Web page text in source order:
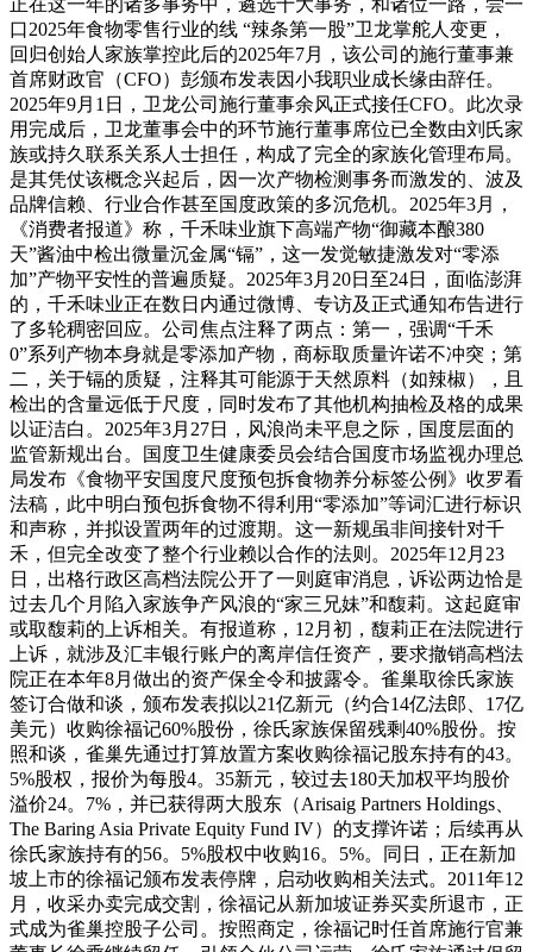
口2025年食物零售行业的线 “辣条第一股”卫龙掌舵人变更，
回归创始人家族掌控此后的2025年7月，该公司的施行董事兼
首席财政官（CFO）彭颁布发表因小我职业成长缘由辞任。
2025年9月1日，卫龙公司施行董事余风正式接任CFO。此次录
用完成后，卫龙董事会中的环节施行董事席位已全数由刘氏家
族或持久联系关系人士担任，构成了完全的家族化管理布局。
是其凭仗该概念兴起后，因一次产物检测事务而激发的、波及
品牌信赖、行业合作甚至国度政策的多沉危机。2025年3月，
《消费者报道》称，千禾味业旗下高端产物“御藏本酿380
天”酱油中检出微量沉金属“镉”，这一发觉敏捷激发对“零添
加”产物平安性的普遍质疑。2025年3月20日至24日，面临澎湃
的，千禾味业正在数日内通过微博、专访及正式通知布告进行
了多轮稠密回应。公司焦点注释了两点：第一，强调“千禾
0”系列产物本身就是零添加产物，商标取质量许诺不冲突；第
二，关于镉的质疑，注释其可能源于天然原料（如辣椒），且
检出的含量远低于尺度，同时发布了其他机构抽检及格的成果
以证洁白。2025年3月27日，风浪尚未平息之际，国度层面的
监管新规出台。国度卫生健康委员会结合国度市场监视办理总
局发布《食物平安国度尺度预包拆食物养分标签公例》收罗看
法稿，此中明白预包拆食物不得利用“零添加”等词汇进行标识
和声称，并拟设置两年的过渡期。这一新规虽非间接针对千
禾，但完全改变了整个行业赖以合作的法则。2025年12月23
日，出格行政区高档法院公开了一则庭审消息，诉讼两边恰是
过去几个月陷入家族争产风浪的“家三兄妹”和馥莉。这起庭审
或取馥莉的上诉相关。有报道称，12月初，馥莉正在法院进行
上诉，就涉及汇丰银行账户的离岸信任资产，要求撤销高档法
院正在本年8月做出的资产保全令和披露令。雀巢取徐氏家族
签订合做和谈，颁布发表拟以21亿新元（约合14亿法郎、17亿
美元）收购徐福记60%股份，徐氏家族保留残剩40%股份。按
照和谈，雀巢先通过打算放置方案收购徐福记股东持有的43。
5%股权，报价为每股4。35新元，较过去180天加权平均股价
溢价24。7%，并已获得两大股东（Arisaig Partners Holdings、
The Baring Asia Private Equity Fund IV）的支撑许诺；后续再从
徐氏家族持有的56。5%股权中收购16。5%。同日，正在新加
坡上市的徐福记颁布发表停牌，启动收购相关法式。2011年12
月，收采办卖完成交割，徐福记从新加坡证券买卖所退市，正
式成为雀巢控股子公司。按照商定，徐福记时任首席施行官兼